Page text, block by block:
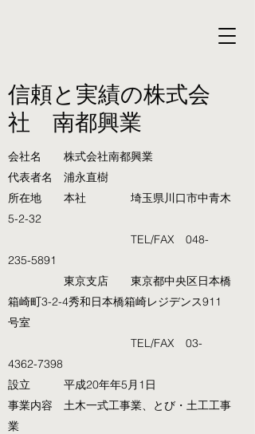
信頼と実績の株式会
社 南都興業
会社名 株式会社南都興業
代表者名 浦永直樹
所在地 本社 埼玉県川口市中青木
5-2-32
TEL/FAX 048-
235-5891
東京支店 東京都中央区日本橋
箱崎町3-2-4秀和日本橋箱崎レジデンス911
号室
TEL/FAX 03-
4362-7398
設立 平成20年年5月1日
事業内容 土木一式工事業、とび・土工工事
業